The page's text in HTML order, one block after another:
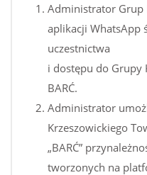
Administrator Grup
aplikacji WhatsApp
uczestnictwa
i dostępu do Grupy
BARĆ.
Administrator
Krzeszowickiego
„BARĆ”
tworzonych na